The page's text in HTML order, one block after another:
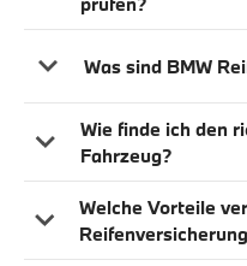
Was sind BMW
Wie finde ich den
Fahrzeug?
Welche Vorteile